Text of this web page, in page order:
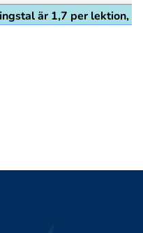
är 1,7 per lektion,